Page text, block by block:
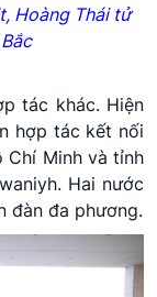
, Hoàng Thái tử
tác khác. Hiện
hợp tác kết nối
Chí Minh và tỉnh
Hai nước
đàn đa phương.